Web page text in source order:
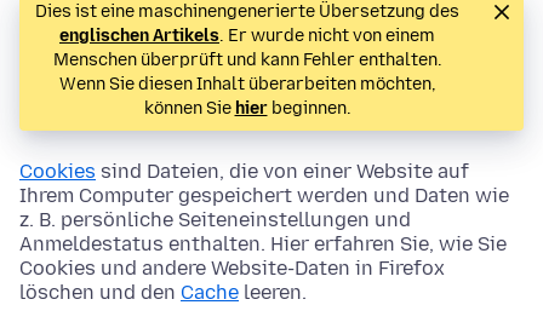
Dies ist eine maschinengenerierte Übersetzung des
englischen Artikels. Er wurde nicht von einem
Menschen überprüft und kann Fehler enthalten.
Wenn Sie diesen Inhalt überarbeiten möchten,
können Sie hierbeginnen.
Cookies sind Dateien, die von einer Website auf
Ihrem Computer gespeichert werden und Daten wie
z. B. persönliche Seiteneinstellungen und
Anmeldestatus enthalten. Hier erfahren Sie, wie Sie
Cookies und andere Website-Daten in Firefox
löschen und den Cache leeren.